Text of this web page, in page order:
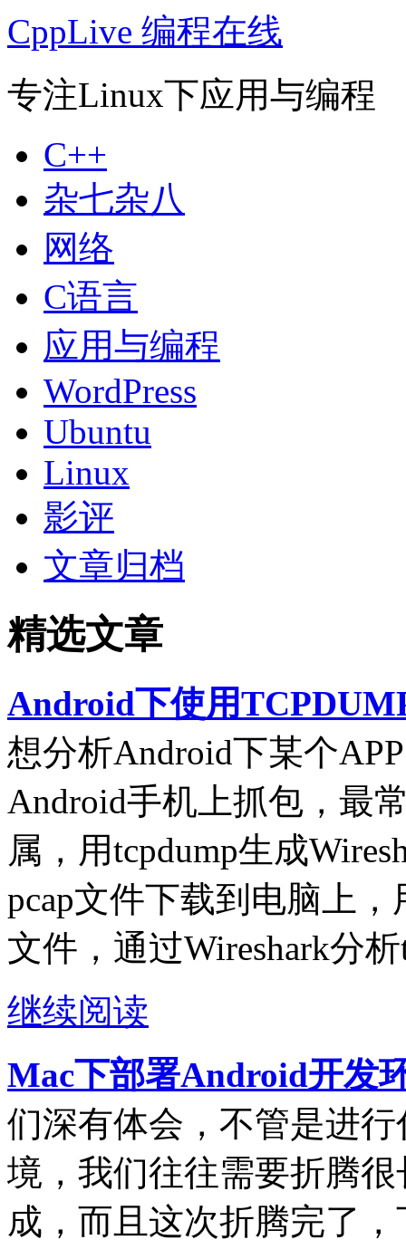
CppLive 编程在线
专注Linux下应用与编程
C++
杂七杂八
网络
C语言
应用与编程
WordPress
Ubuntu
Linux
影评
文章归档
精选文章
Android下使用
想分析Android下某个
Android手机上抓包，最
属，用tcpdump生成
pcap文件下载到电脑上，
文件，通过Wireshark分
继续阅读
Mac下部署Android开发
们深有体会，不管是进
境，我们往往需要折腾
成，而且这次折腾完了